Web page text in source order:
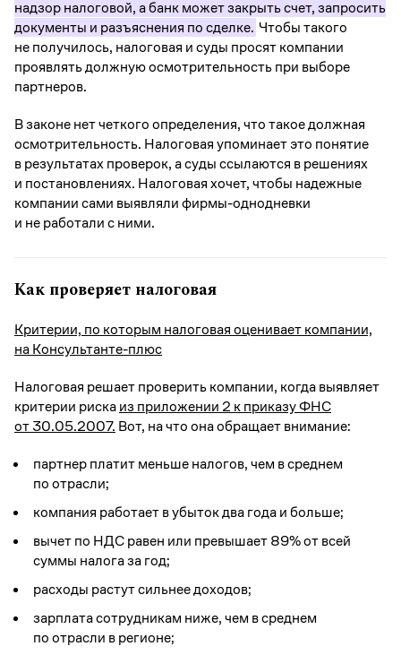
надзор налоговой, а банк может закрыть счет, запросить
документы и разъяснения по сделке. Чтобы такого
не получилось, налоговая и суды просят компании
проявлять должную осмотрительность при выборе
партнеров.
В законе нет четкого определения, что такое должная
осмотрительность. Налоговая упоминает это понятие
в результатах проверок, а суды ссылаются в решениях
и постановлениях. Налоговая хочет, чтобы надежные
компании сами выявляли фирмы-однодневки
и не работали с ними.
Как проверяет налоговая
Критерии, по которым налоговая оценивает компании,
на Консультанте-плюс
Налоговая решает проверить компании, когда выявляет
критерии рискаиз приложении 2 к приказу ФНС
от 30.05.2007. Вот, на что она обращает внимание:
партнер платит меньше налогов, чем в среднем
по отрасли;
компания работает в убыток два года и больше;
вычет по НДС равен или превышает 89% от всей
суммы налога за год;
расходы растут сильнее доходов;
зарплата сотрудникам ниже, чем в среднем
по отрасли в регионе;